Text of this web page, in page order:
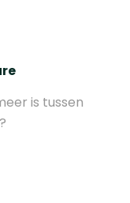
is tussen